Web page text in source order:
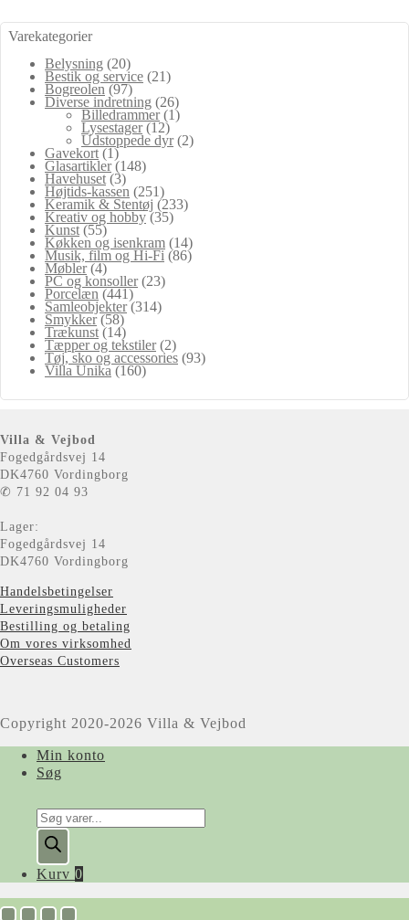
Varekategorier
Belysning (20)
Bestik og service (21)
Bogreolen (97)
Diverse indretning (26)
Billedrammer (1)
Lysestager (12)
Udstoppede dyr (2)
Gavekort (1)
Glasartikler (148)
Havehuset (3)
Højtids-kassen (251)
Keramik & Stentøj (233)
Kreativ og hobby (35)
Kunst (55)
Køkken og isenkram (14)
Musik, film og Hi-Fi (86)
Møbler (4)
PC og konsoller (23)
Porcelæn (441)
Samleobjekter (314)
Smykker (58)
Trækunst (14)
Tæpper og tekstiler (2)
Tøj, sko og accessories (93)
Villa Unika (160)
Villa & Vejbod
Fogedgårdsvej 14
DK4760 Vordingborg
✆ 71 92 04 93
Lager:
Fogedgårdsvej 14
DK4760 Vordingborg
Handelsbetingelser
Leveringsmuligheder
Bestilling og betaling
Om vores virksomhed
Overseas Customers
Copyright 2020-2026 Villa & Vejbod
Min konto
Søg
Products
search
Kurv 0